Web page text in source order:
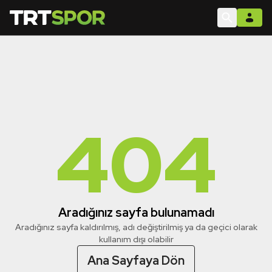
404
Aradığınız sayfa bulunamadı
Aradığınız sayfa kaldırılmış, adı değiştirilmiş ya da geçici olarak
kullanım dışı olabilir
Ana Sayfaya Dön